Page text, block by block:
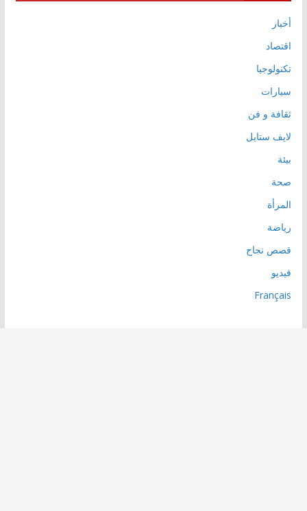
أخبار
اقتصاد
تكنولوجيا
سيارات
ثقافة و فن
لايف ستايل
بيئة
صحة
المرأة
رياضة
قصص نجاح
فيديو
Français